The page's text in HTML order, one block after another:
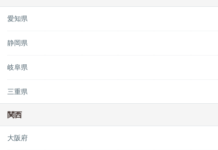
愛知県
静岡県
岐阜県
三重県
関西
大阪府